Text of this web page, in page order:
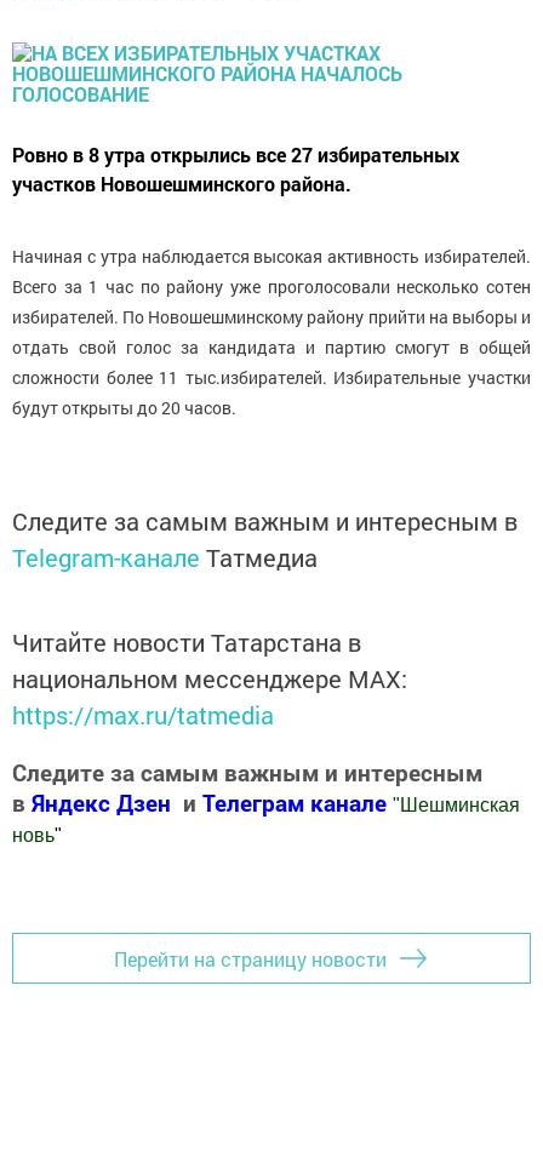
Ровно в 8 утра открылись все 27 избирательных
участков Новошешминского района.
Начиная с утра наблюдается высокая активность избирателей.
Всего за 1 час по району уже проголосовали несколько сотен
избирателей. По Новошешминскому району прийти на выборы и
отдать свой голос за кандидата и партию смогут в общей
сложности более 11 тыс.избирателей. Избирательные участки
будут открыты до 20 часов.
Следите за самым важным и интересным в
Telegram-канале Татмедиа
Читайте новости Татарстана в
национальном мессенджере MАХ:
https://max.ru/tatmedia
Следите за самым важным и интересным
в Яндекс Дзен и Телеграм канале " Шешминская
новь"
Перейти на страницу новости